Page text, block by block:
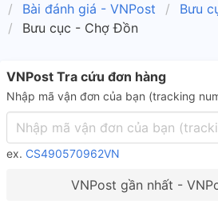
Bài đánh giá - VNPost
Bưu
Bưu cục - Chợ Đồn
VNPost Tra cứu đơn hàng
Nhập mã vận đơn của bạn (tracking
ex. CS490570962VN
VNPost gần nhất -